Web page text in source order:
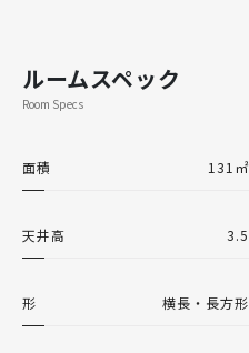
ルームスペック
Room Specs
面積 131㎡
天井高 3.5
形 横長・長方形